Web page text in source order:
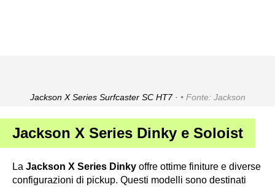
Jackson X Series Surfcaster SC HT7 · Fonte: Jackson
Jackson X Series Dinky e Soloist
La Jackson X Series Dinky offre ottime finiture e diverse
configurazioni di pickup. Questi modelli sono destinati